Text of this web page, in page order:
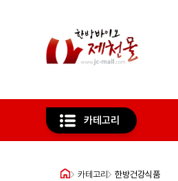
카테고리
카테고리 한방건강식품